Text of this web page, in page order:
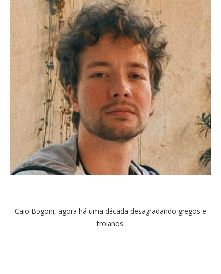
Caio Bogoni, agora há uma década desagradando gregos e
troianos.